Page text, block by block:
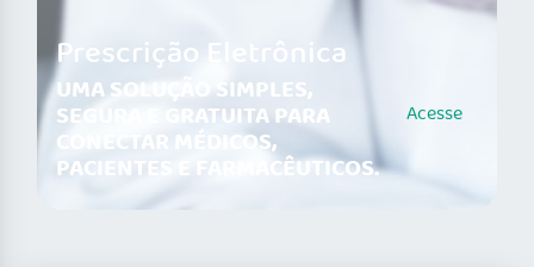
Prescrição Eletrônica
UMA SOLUÇÃO SIMPLES,
SEGURA E GRATUITA PARA
CONECTAR MÉDICOS,
PACIENTES E FARMACÊUTICOS.
Acesse